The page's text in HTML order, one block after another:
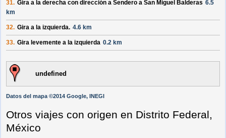
31. Gira a la derecha con dirección a Sendero a San Miguel Balderas 6.5
km
32. Gira a la izquierda. 4.6 km
33. Gira levemente a la izquierda 0.2 km
undefined
Datos del mapa ©2014 Google, INEGI
Otros viajes con origen en Distrito Federal,
México